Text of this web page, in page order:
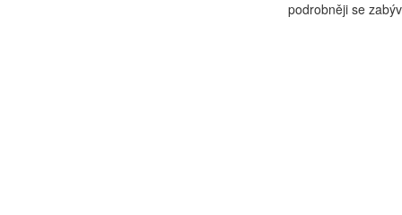
podrobněji se